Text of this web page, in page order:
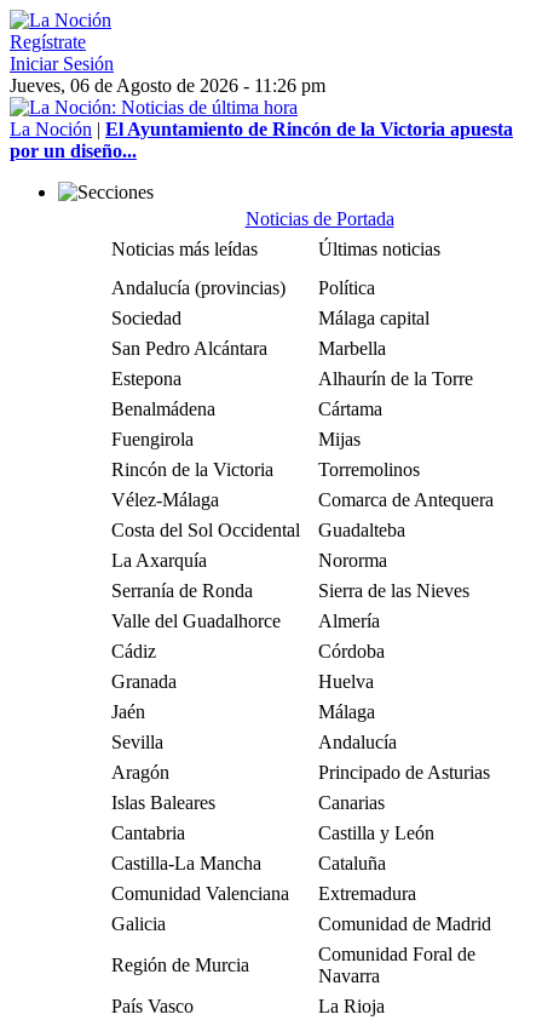
Regístrate
Iniciar Sesión
Jueves, 06 de Agosto de 2026 - 11:26 pm
La Noción | El Ayuntamiento de Rincón de la Victoria apuesta
por un diseño...
Noticias de Portada
Noticias más leídas
Últimas noticias
Andalucía (provincias)
Política
Sociedad
Málaga capital
San Pedro Alcántara
Marbella
Estepona
Alhaurín de la Torre
Benalmádena
Cártama
Fuengirola
Mijas
Rincón de la Victoria
Torremolinos
Vélez-Málaga
Comarca de Antequera
Costa del Sol Occidental
Guadalteba
La Axarquía
Nororma
Serranía de Ronda
Sierra de las Nieves
Valle del Guadalhorce
Almería
Cádiz
Córdoba
Granada
Huelva
Jaén
Málaga
Sevilla
Andalucía
Aragón
Principado de Asturias
Islas Baleares
Canarias
Cantabria
Castilla y León
Castilla-La Mancha
Cataluña
Comunidad Valenciana
Extremadura
Galicia
Comunidad de Madrid
Región de Murcia
Comunidad Foral de
Navarra
País Vasco
La Rioja